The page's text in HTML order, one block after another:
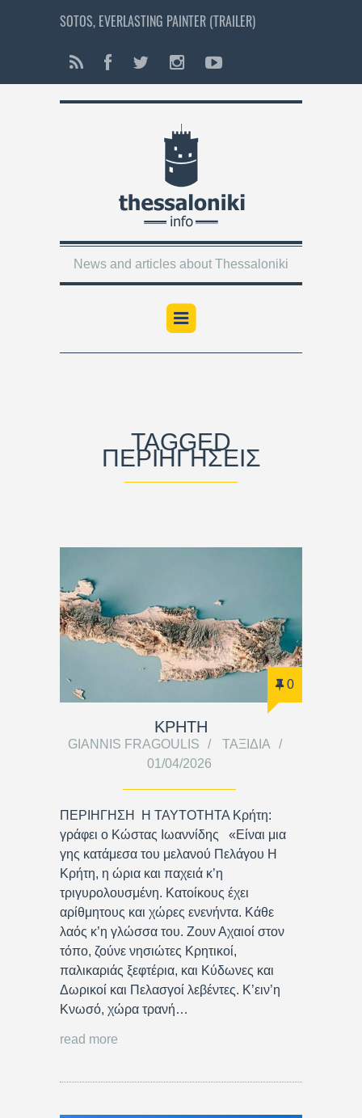
SOTOS, EVERLASTING PAINTER (TRAILER)
News and articles about Thessaloniki
TAGGED
ΠΕΡΙΗΓΉΣΕΙΣ
0
ΚΡΗΤΗ
GIANNIS FRAGOULIS
ΤΑΞΊΔΙΑ
01/04/2026
ΠΕΡΙΗΓΗΣΗ Η ΤΑΥΤΟΤΗΤΑ Κρήτη:
γράφει ο Κώστας Ιωαννίδης «Είναι μια
γης κατάμεσα του μελανού Πελάγου Η
Κρήτη, η ώρια και παχειά κ’η
τριγυρολουσμένη. Κατοίκους έχει
αρίθμητους και χώρες ενενήντα. Κάθε
λαός κ’η γλώσσα του. Ζουν Αχαιοί στον
τόπο, ζούνε νησιώτες Κρητικοί,
παλικαριάς ξεφτέρια, και Κύδωνες και
Δωρικοί και Πελασγοί λεβέντες. Κ’ειν’η
Κνωσό, χώρα τρανή…
read more